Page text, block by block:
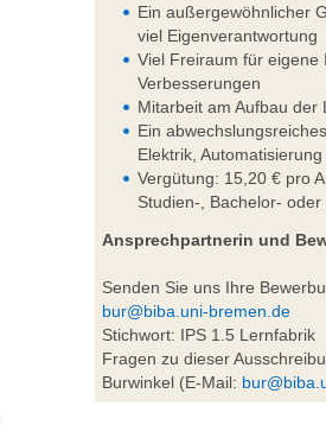
Ein außergewöhnlicher
viel Eigenverantwortung
Viel Freiraum für eigene
Verbesserungen
Mitarbeit am Aufbau der
Ein
Elektrik,
Vergütung: 15,20 € pro
Studien-, Bachelor-
Ansprechpartnerin und
Senden Sie uns Ihre
bur@biba.uni-bremen.de
Stichwort: IPS 1.5 Lernfabrik
Fragen zu dieser
Burwinkel (E-Mail: